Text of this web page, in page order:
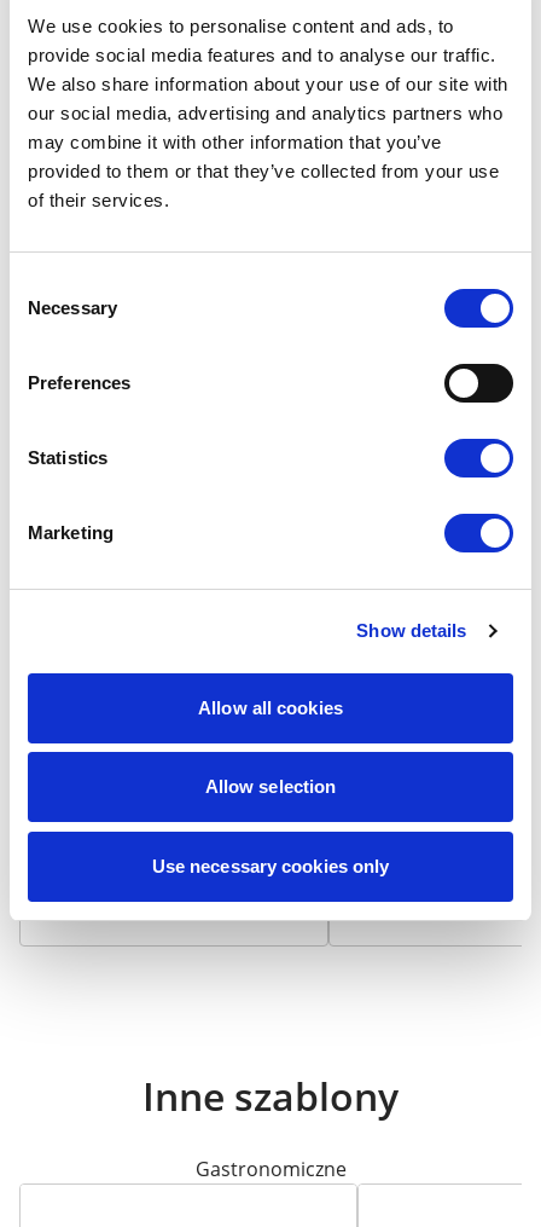
We use cookies to personalise content and ads, to
provide social media features and to analyse our traffic.
We also share information about your use of our site with
our social media, advertising and analytics partners who
may combine it with other information that you’ve
provided to them or that they’ve collected from your use
of their services.
Selection
Necessary
Preferences
Statistics
Marketing
Show details
Allow all cookies
Allow selection
Use necessary cookies only
Dopasuj wykończenie do
swojego projektu
Możesz dobrać do projektu matowe lub błyszczące
wykończenie — każde z nich inaczej podkreśla kolory i
Wizytówka na papierze 300
g/m² z matowym laminatem,
zapewnia niepalcującą się
zwiększa trwałość i chroni przed
+7,90 zł / 100 szt.
Laminat
g/m² pokryta
laminatem, który
bardziej odporna na
żywotność.
+7,90 zł / 100 szt.
Inne szablony
Gastronomiczne